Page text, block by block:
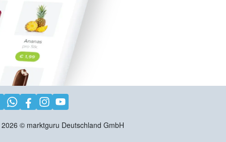
2026 © marktguru Deutschland GmbH